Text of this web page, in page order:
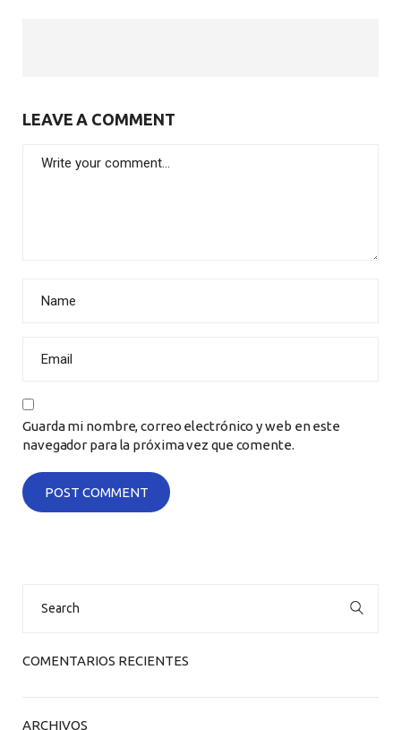
LEAVE A COMMENT
Guarda mi nombre, correo electrónico y web en este
navegador para la próxima vez que comente.
COMENTARIOS RECIENTES
ARCHIVOS